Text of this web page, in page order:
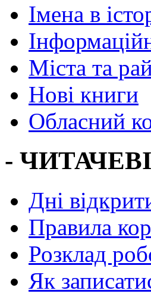
Імена в
Міста та
Нові книги
Обласний
-
Дні
Правила
Розклад
Як